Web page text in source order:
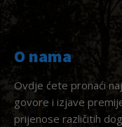
O nama
Ovdje ćete pronaći
govore i izjave
prijenose različitih